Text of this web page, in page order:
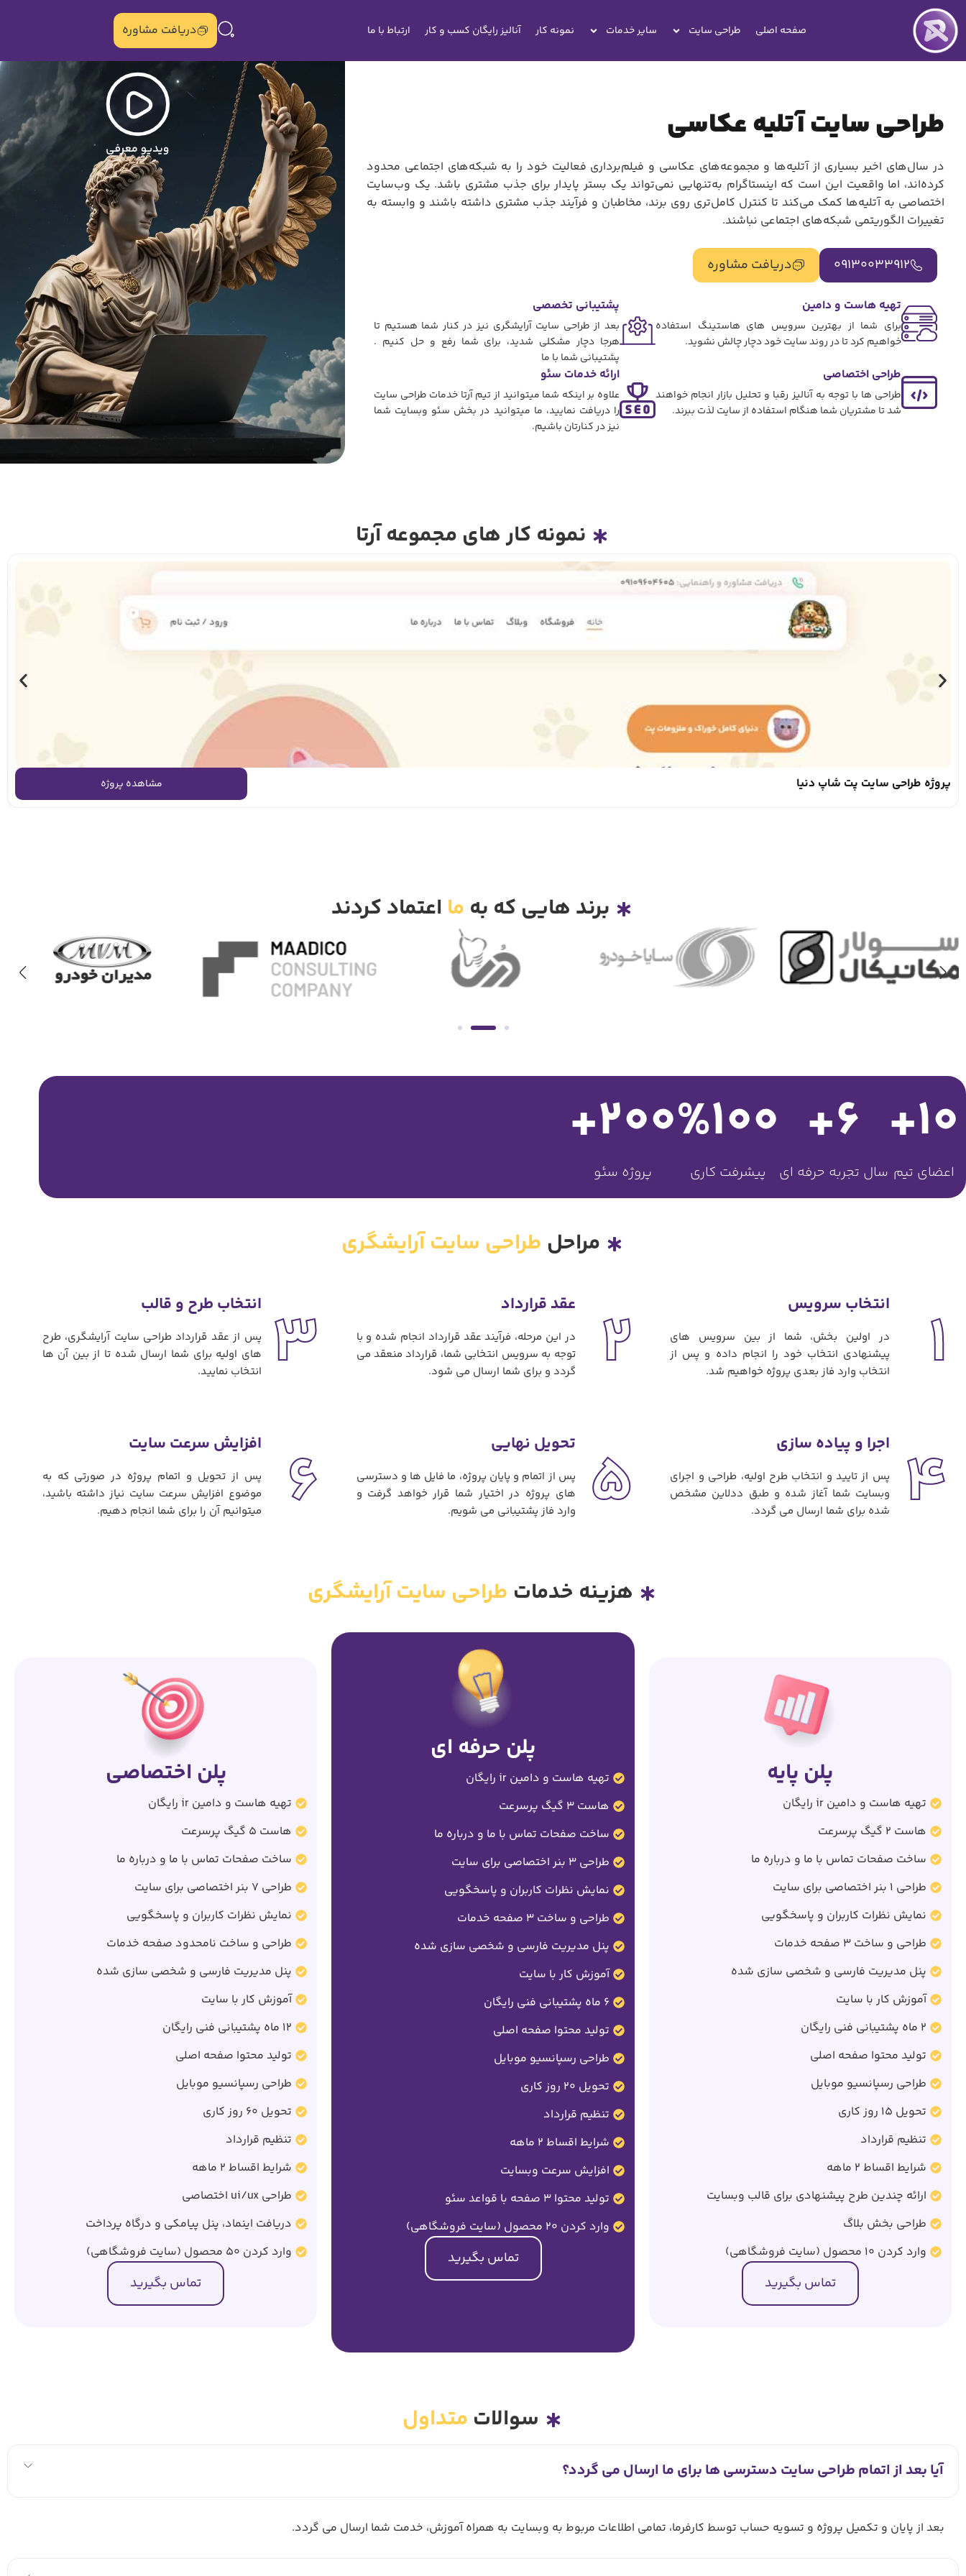
صفحه اصلی طراحی سایت سایر خدمات نمونه کار آنالیز رایگان کسب و کار ارتباط با ما دریافت مشاوره
طراحی سایت آتلیه عکاسی
در سال‌های اخیر بسیاری از آتلیه‌ها و مجموعه‌های عکاسی و فیلم‌برداری فعالیت خود را به شبکه‌های اجتماعی محدود
کرده‌اند، اما واقعیت این است که اینستاگرام به‌تنهایی نمی‌تواند یک بستر پایدار برای جذب مشتری باشد. یک وب‌سایت
اختصاصی به آتلیه‌ها کمک می‌کند تا کنترل کامل‌تری روی برند، مخاطبان و فرآیند جذب مشتری داشته باشند و وابسته به
تغییرات الگوریتمی شبکه‌های اجتماعی نباشند.
09130033912 دریافت مشاوره
تهیه هاست و دامین
برای شما از بهترین سرویس های هاستینگ استفاده
خواهیم کرد تا در روند سایت خود دچار چالش نشوید.
پشتیبانی تخصصی
بعد از طراحی سایت آرایشگری نیز در کنار شما هستیم تا
هرجا دچار مشکلی شدید، برای شما رفع و حل کنیم .
پشتیبانی شما با ما
طراحی اختصاصی
طراحی ها با توجه به آنالیز رقبا و تحلیل بازار انجام خواهند
شد تا مشتریان شما هنگام استفاده از سایت لذت ببرند.
ارائه خدمات سئو
علاوه بر اینکه شما میتوانید از تیم آرتا خدمات طراحی سایت
را دریافت نمایید، ما میتوانید در بخش سئو وبسایت شما
نیز در کنارتان باشیم.
نمونه کار های مجموعه آرتا
پروژه طراحی سایت پت شاپ دنیا مشاهده پروژه
برند هایی که به ما اعتماد کردند
اعضای تیم
10
+
سال تجربه حرفه ای
6
+
پیشرفت کاری
100
%
پروژه سئو
200
+
مراحل طراحی سایت آرایشگری
1 انتخاب سرویس
در اولین بخش، شما از بین سرویس های
پیشنهادی انتخاب خود را انجام داده و پس از
انتخاب وارد فاز بعدی پروژه خواهیم شد.
2 عقد قرارداد
در این مرحله، فرآیند عقد قرارداد انجام شده و با
توجه به سرویس انتخابی شما، قرارداد منعقد می
گردد و برای شما ارسال می شود.
3 انتخاب طرح و قالب
پس از عقد قرارداد طراحی سایت آرایشگری، طرح
های اولیه برای شما ارسال شده تا از بین آن ها
انتخاب نمایید.
4 اجرا و پیاده سازی
پس از تایید و انتخاب طرح اولیه، طراحی و اجرای
وبسایت شما آغاز شده و طبق ددلاین مشخص
شده برای شما ارسال می گردد.
5 تحویل نهایی
پس از اتمام و پایان پروژه، ما فایل ها و دسترسی
های پروژه در اختیار شما قرار خواهد گرفت و
وارد فاز پشتیبانی می شویم.
6 افزایش سرعت سایت
پس از تحویل و اتمام پروژه در صورتی که به
موضوع افزایش سرعت سایت نیاز داشته باشید،
میتوانیم آن را برای شما انجام دهیم.
هزینه خدمات طراحی سایت آرایشگری
پلن پایه
تهیه هاست و دامین ir رایگان
هاست 2 گیگ پرسرعت
ساخت صفحات تماس با ما و درباره ما
طراحی 1 بنر اختصاصی برای سایت
نمایش نظرات کاربران و پاسخگویی
طراحی و ساخت 3 صفحه خدمات
پنل مدیریت فارسی و شخصی سازی شده
آموزش کار با سایت
2 ماه پشتیبانی فنی رایگان
تولید محتوا صفحه اصلی
طراحی رسپانسیو موبایل
تحویل 15 روز کاری
تنظیم قرارداد
شرایط اقساط 2 ماهه
ارائه چندین طرح پیشنهادی برای قالب وبسایت
طراحی بخش بلاگ
وارد کردن 10 محصول (سایت فروشگاهی)
تماس بگیرید
پلن حرفه ای
تهیه هاست و دامین ir رایگان
هاست 3 گیگ پرسرعت
ساخت صفحات تماس با ما و درباره ما
طراحی 3 بنر اختصاصی برای سایت
نمایش نظرات کاربران و پاسخگویی
طراحی و ساخت 3 صفحه خدمات
پنل مدیریت فارسی و شخصی سازی شده
آموزش کار با سایت
6 ماه پشتیبانی فنی رایگان
تولید محتوا صفحه اصلی
طراحی رسپانسیو موبایل
تحویل 20 روز کاری
تنظیم قرارداد
شرایط اقساط 2 ماهه
افزایش سرعت وبسایت
تولید محتوا 3 صفحه با قواعد سئو
وارد کردن 20 محصول (سایت فروشگاهی)
تماس بگیرید
پلن اختصاصی
تهیه هاست و دامین ir رایگان
هاست 5 گیگ پرسرعت
ساخت صفحات تماس با ما و درباره ما
طراحی 7 بنر اختصاصی برای سایت
نمایش نظرات کاربران و پاسخگویی
طراحی و ساخت نامحدود صفحه خدمات
پنل مدیریت فارسی و شخصی سازی شده
آموزش کار با سایت
12 ماه پشتیبانی فنی رایگان
تولید محتوا صفحه اصلی
طراحی رسپانسیو موبایل
تحویل 60 روز کاری
تنظیم قرارداد
شرایط اقساط 2 ماهه
طراحی ui/ux اختصاصی
دریافت اینماد، پنل پیامکی و درگاه پرداخت
وارد کردن 50 محصول (سایت فروشگاهی)
تماس بگیرید
سوالات متداول
آیا بعد از اتمام طراحی سایت دسترسی ها برای ما ارسال می گردد؟
بعد از پایان و تکمیل پروژه و تسویه حساب توسط کارفرما، تمامی اطلاعات مربوط به وبسایت به همراه آموزش، خدمت شما ارسال می گردد.